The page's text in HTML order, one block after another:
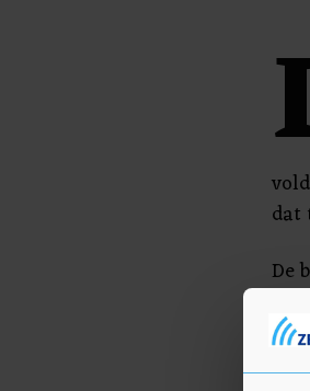
dat
De